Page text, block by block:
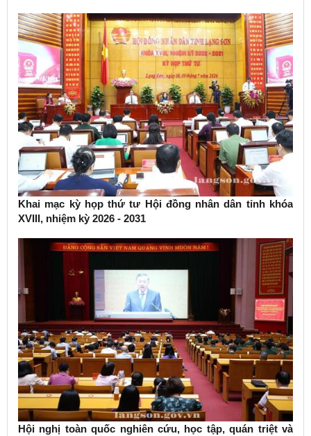
Khai mạc kỳ họp thứ tư Hội đồng nhân dân tỉnh khóa
XVIII, nhiệm kỳ 2026 - 2031
Hội nghị toàn quốc nghiên cứu, học tập, quán triệt và